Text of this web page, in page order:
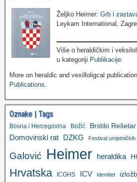
Željko Heimer:Grb i
Leykam International,
Više o heraldičkim i
u kategoriji Publikacije.
More on heraldic and vexilloligcal
Publications.
Oznake | Tags
Bosna i Hercegovina Božić Brstilo Rešetar
Domovinski rat DZKG Festival
Galović Heimer heraldika
Hrvatska ICGHS ICV identitet